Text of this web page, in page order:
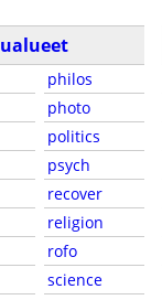
philos
photo
politics
psych
recover
religion
rofo
science